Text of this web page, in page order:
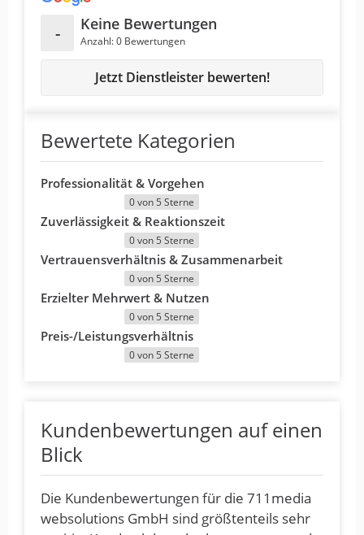
Bewertete Kategorien
Professionalität & Vorgehen
0 von 5 Sterne
Zuverlässigkeit & Reaktionszeit
0 von 5 Sterne
Vertrauensverhältnis & Zusammenarbeit
0 von 5 Sterne
Erzielter Mehrwert & Nutzen
0 von 5 Sterne
Preis-/Leistungsverhältnis
0 von 5 Sterne
- Keine Bewertungen
Anzahl: 0 Bewertungen
Jetzt Dienstleister bewerten!
Kundenbewertungen auf einen
Blick
Die Kundenbewertungen für die 711media
websolutions GmbH sind größtenteils sehr